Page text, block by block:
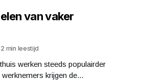
van vaker
2 min leestijd
werken steeds populairder
krijgen de...